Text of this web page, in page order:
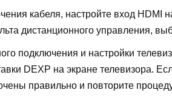
кабеля, настройте вход HDMI
дистанционного управления,
подключения и настройки
DEXP на экране телевизора.
правильно и повторите